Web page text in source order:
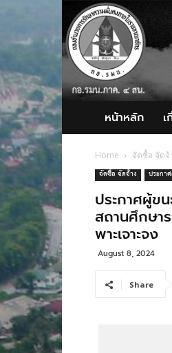
กอ.รมน.ภ
4
สน.
หน้าหลัก
Home จัดซื้อ จัดจ้
จัดซื้อ จัดจ้าง ประกา
ประกาศผู้ข
สถานศึกษา
พาะเจาะจง
August 8, 2024
Share